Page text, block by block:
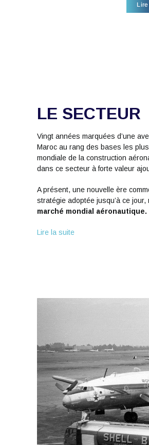
LE SECTEUR
Vingt années marquées d’une
Maroc au rang des bases les
mondiale de la construction
dans ce secteur à forte valeur
A présent, une nouvelle ère
stratégie adoptée jusqu’à ce jour,
marché mondial aéronautique.
Lire la suite